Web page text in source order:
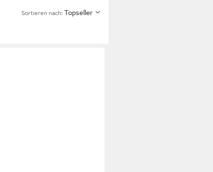
Sortieren nach: Topseller